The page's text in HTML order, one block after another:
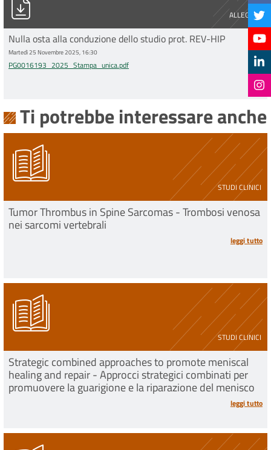
ALLEGATO
Nulla osta alla conduzione dello studio prot. REV-HIP
Martedì 25 Novembre 2025, 16:30
PG0016193_2025_Stampa_unica.pdf
Ti potrebbe interessare anche
STUDI CLINICI
Tumor Thrombus in Spine Sarcomas - Trombosi venosa
nei sarcomi vertebrali
leggi tutto
STUDI CLINICI
Strategic combined approaches to promote meniscal
healing and repair - Approcci strategici combinati per
promuovere la guarigione e la riparazione del menisco
leggi tutto